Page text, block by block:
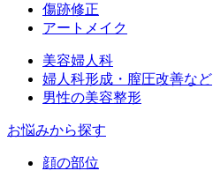
傷跡修正
アートメイク
美容婦人科
婦人科形成・膣圧改善など
男性の美容整形
お悩みから探す
顔の部位